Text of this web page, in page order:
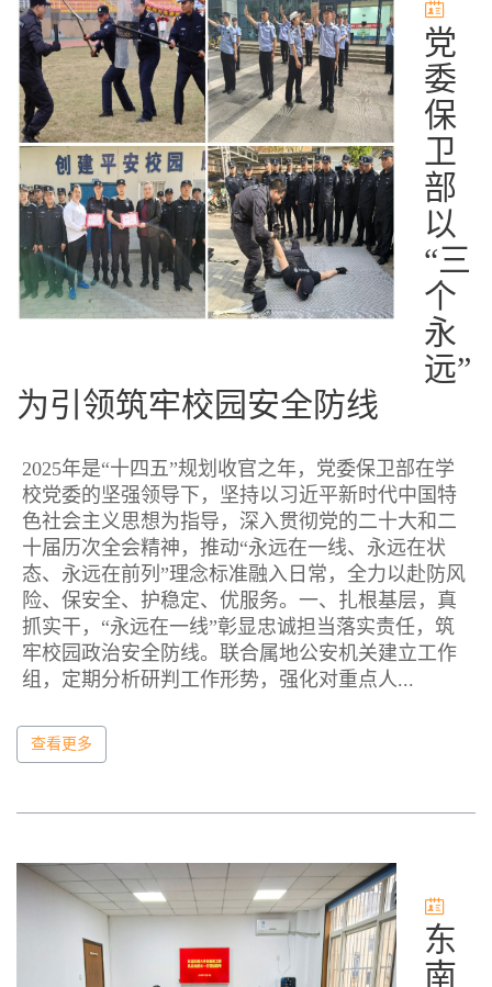
党
委
保
卫
部
以
“三
个
永
远”
为引领筑牢校园安全防线
2025年是“十四五”规划收官之年，党委保卫部在学
校党委的坚强领导下，坚持以习近平新时代中国特
色社会主义思想为指导，深入贯彻党的二十大和二
十届历次全会精神，推动“永远在一线、永远在状
态、永远在前列”理念标准融入日常，全力以赴防风
险、保安全、护稳定、优服务。一、扎根基层，真
抓实干，“永远在一线”彰显忠诚担当落实责任，筑
牢校园政治安全防线。联合属地公安机关建立工作
组，定期分析研判工作形势，强化对重点人...
查看更多
东
南